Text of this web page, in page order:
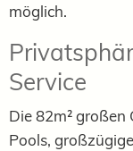
möglich.
Service
Die 82m²
Pools,